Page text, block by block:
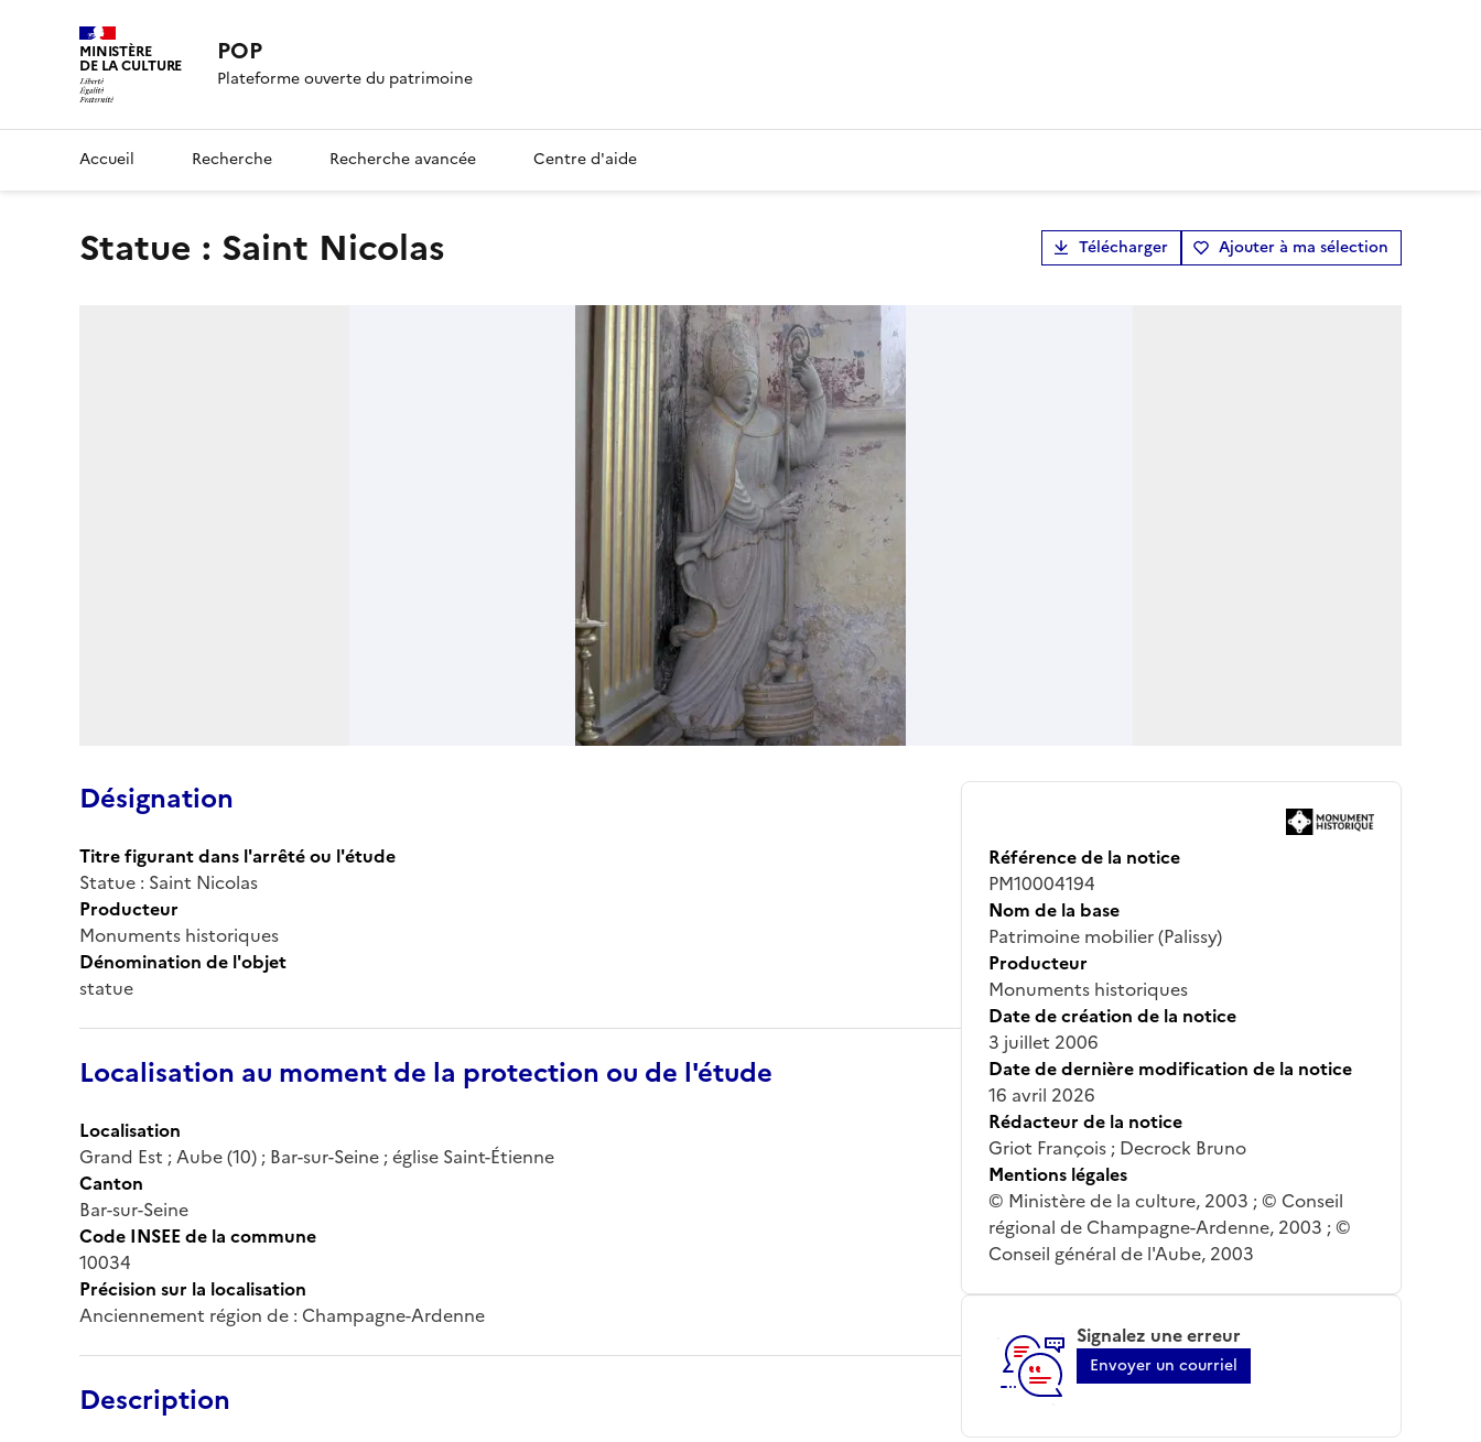
MINISTÈRE
DE LA CULTURE POP
Plateforme ouverte du patrimoine
Accueil Recherche Recherche avancée Centre d'aide
Statue : Saint Nicolas Télécharger Ajouter à ma sélection
Désignation
Titre figurant dans l'arrêté ou l'étude
Statue : Saint Nicolas
Producteur
Monuments historiques
Dénomination de l'objet
statue
Localisation au moment de la protection ou de l'étude
Localisation
Grand Est ; Aube (10) ; Bar-sur-Seine ; église Saint-Étienne
Canton
Bar-sur-Seine
Code INSEE de la commune
10034
Précision sur la localisation
Anciennement région de : Champagne-Ardenne
Description
Référence de la notice
PM10004194
Nom de la base
Patrimoine mobilier (Palissy)
Producteur
Monuments historiques
Date de création de la notice
3 juillet 2006
Date de dernière modification de la notice
16 avril 2026
Rédacteur de la notice
Griot François ; Decrock Bruno
Mentions légales
© Ministère de la culture, 2003 ; © Conseil
régional de Champagne-Ardenne, 2003 ; ©
Conseil général de l'Aube, 2003
Signalez une erreur
Envoyer un courriel